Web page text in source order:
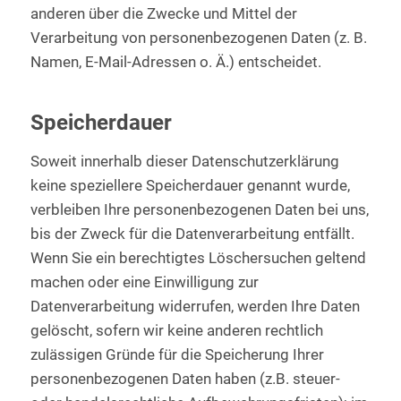
anderen über die Zwecke und Mittel der
Verarbeitung von personenbezogenen Daten (z. B.
Namen, E-Mail-Adressen o. Ä.) entscheidet.
Speicherdauer
Soweit innerhalb dieser Datenschutzerklärung
keine speziellere Speicherdauer genannt wurde,
verbleiben Ihre personenbezogenen Daten bei uns,
bis der Zweck für die Datenverarbeitung entfällt.
Wenn Sie ein berechtigtes Löschersuchen geltend
machen oder eine Einwilligung zur
Datenverarbeitung widerrufen, werden Ihre Daten
gelöscht, sofern wir keine anderen rechtlich
zulässigen Gründe für die Speicherung Ihrer
personenbezogenen Daten haben (z.B. steuer-